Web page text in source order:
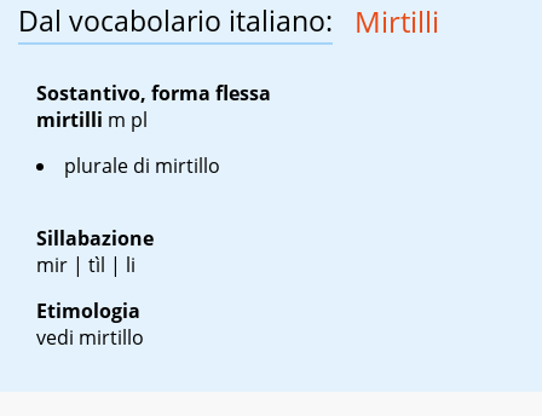
Dal vocabolario italiano: Mirtilli
Sostantivo, forma flessa
mirtilli m pl
plurale di mirtillo
Sillabazione
mir | tìl | li
Etimologia
vedi mirtillo